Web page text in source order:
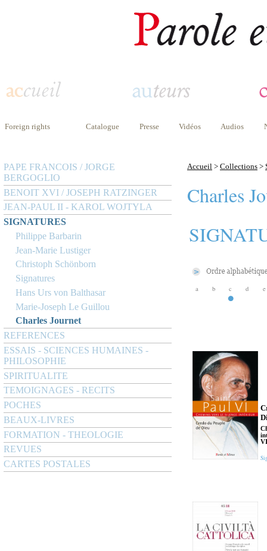
Foreign rights Catalogue Presse Vidéos Audios
PAPE FRANCOIS / JORGE
BERGOGLIO
BENOIT XVI / JOSEPH RATZINGER
JEAN-PAUL II - KAROL WOJTYLA
SIGNATURES
Philippe Barbarin
Jean-Marie Lustiger
Christoph Schönborn
Signatures
Hans Urs von Balthasar
Marie-Joseph Le Guillou
Charles Journet
REFERENCES
ESSAIS - SCIENCES HUMAINES -
PHILOSOPHIE
SPIRITUALITE
TEMOIGNAGES - RECITS
POCHES
BEAUX-LIVRES
FORMATION - THEOLOGIE
REVUES
CARTES POSTALES
Accueil > Collections >
Charles
a b c d e
VI